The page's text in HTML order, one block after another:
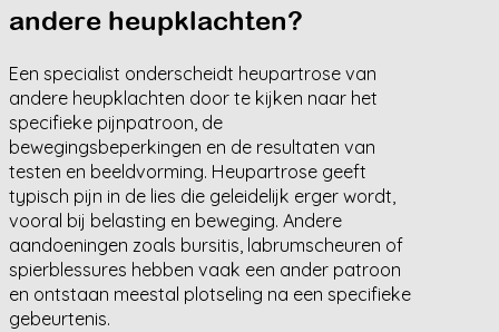
andere heupklachten?
Een specialist onderscheidt heupartrose van
andere heupklachten door te kijken naar het
specifieke pijnpatroon, de
bewegingsbeperkingen en de resultaten van
testen en beeldvorming. Heupartrose geeft
typisch pijn in de lies die geleidelijk erger wordt,
vooral bij belasting en beweging. Andere
aandoeningen zoals bursitis, labrumscheuren of
spierblessures hebben vaak een ander patroon
en ontstaan meestal plotseling na een specifieke
gebeurtenis.